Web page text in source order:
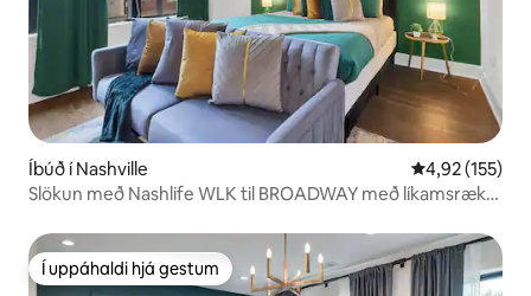
Íbúð í Nashville 4,92 af 5 í
4,92 (155)
Slökun með Nashlife WLK til BROADWAY með líkamsrækt
Í uppáhaldi hjá gestum
Í uppáhaldi hjá gestum